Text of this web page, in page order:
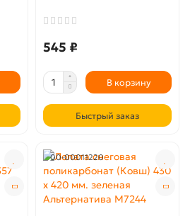
545 ₽
В корзину
Быстрый заказ
00-00011220